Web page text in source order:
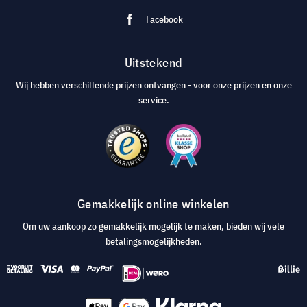
Facebook
Uitstekend
Wij hebben verschillende prijzen ontvangen - voor onze prijzen en onze
service.
Gemakkelijk online winkelen
Om uw aankoop zo gemakkelijk mogelijk te maken, bieden wij vele
betalingsmogelijkheden.